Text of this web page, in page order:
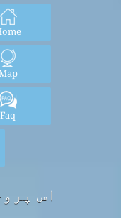
Map
Faq
اس